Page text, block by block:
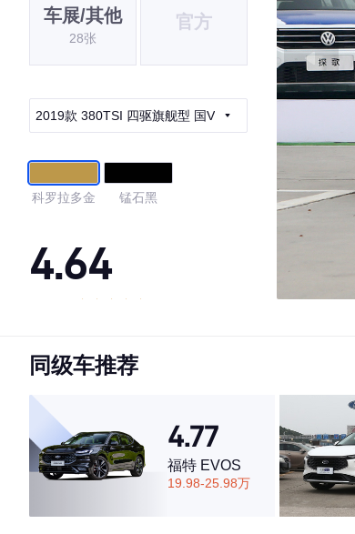
车展/其他
28张
官方
2019款 380TSI 四驱旗舰型 国V
科罗拉多金 锰石黑
4.64
·内饰表现一般，低于74%同级车
·空间表现一般，低于51%同级车
同级车推荐
4.77
福特 EVOS
19.98-25.98万